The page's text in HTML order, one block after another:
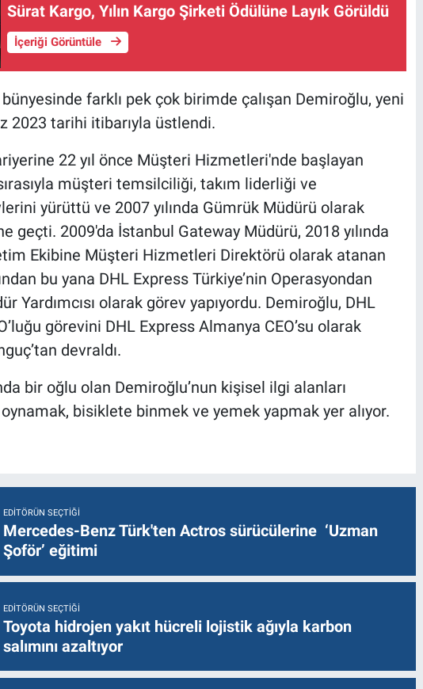
Sürat Kargo, Yılın Kargo Şirketi Ödülüne Layık Görüldü
İçeriği Görüntüle
bünyesinde farklı pek çok birimde çalışan Demiroğlu, yeni
2023 tarihi itibarıyla üstlendi.
22 yıl önce Müşteri Hizmetleri'nde başlayan
müşteri temsilciliği, takım liderliği ve
yürüttü ve 2007 yılında Gümrük Müdürü olarak
geçti. 2009'da İstanbul Gateway Müdürü, 2018 yılında
Ekibine Müşteri Hizmetleri Direktörü olarak atanan
bu yana DHL Express Türkiye’nin Operasyondan
Yardımcısı olarak görev yapıyordu. Demiroğlu, DHL
görevini DHL Express Almanya CEO’su olarak
devraldı.
bir oğlu olan Demiroğlu’nun kişisel ilgi alanları
bisiklete binmek ve yemek yapmak yer alıyor.
EDITÖRÜN SEÇTIĞI
Mercedes-Benz Türk'ten Actros sürücülerine ‘Uzman
Şoför’ eğitimi
EDITÖRÜN SEÇTIĞI
Toyota hidrojen yakıt hücreli lojistik ağıyla karbon
salımını azaltıyor